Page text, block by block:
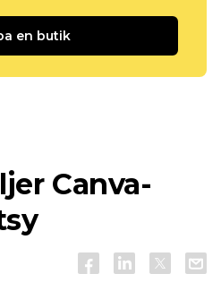
en butik
Canva-